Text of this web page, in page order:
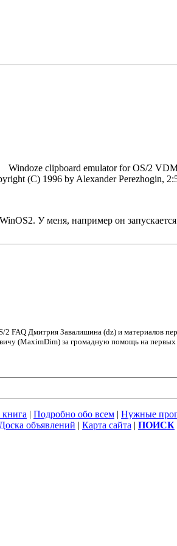
Windoze clipboard emulator for OS/2
(C) 1996 by Alexander Perezhogin,
У меня, напpимеp он
2 FAQ Дмитрия Завалишина (dz) и материалов
(MaximDim) за громадную помощь на первых
книга | Подробно обо всем | Нужные
Доска объявлений | Карта сайта | ПОИСК